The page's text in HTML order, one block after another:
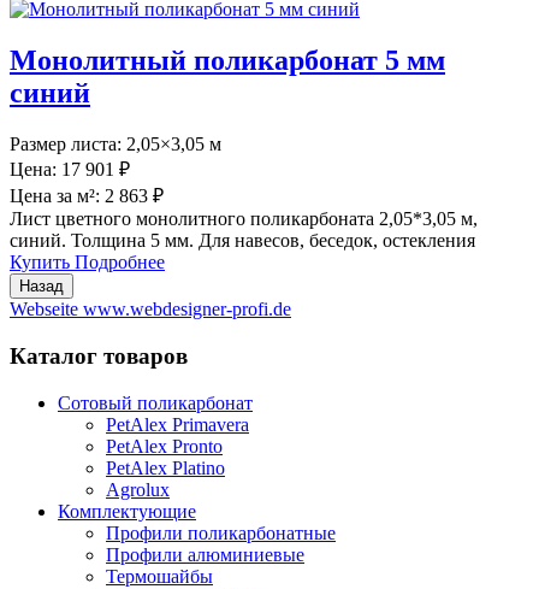
Монолитный поликарбонат 5 мм
синий
Размер листа: 2,05×3,05 м
Цена: 17 901 ₽
Цена за м²: 2 863 ₽
Лист цветного монолитного поликарбоната 2,05*3,05 м,
синий. Толщина 5 мм. Для навесов, беседок, остекления
Купить Подробнее
Webseite www.webdesigner-profi.de
Каталог товаров
Сотовый поликарбонат
PetAlex Primavera
PetAlex Pronto
PetAlex Platino
Agrolux
Комплектующие
Профили поликарбонатные
Профили алюминиевые
Термошайбы